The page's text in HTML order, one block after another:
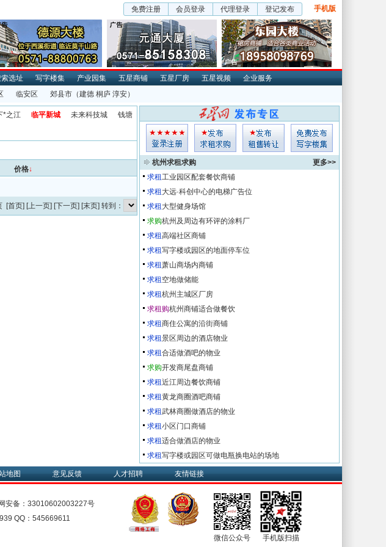
免费注册 会员登录 代理登录 登记发布 手机版
选址 写字楼集 产业园集 五星商铺 五星厂房 五星视频
企业服务
临安区 郊县市 （建德 桐庐 淳安）
*之江 临平新城 未来科技城
钱塘
价格↓
[首页] [上一页] [下一页] [末页] 转到：
杭州求租求购
更多>>
求租工业园区配套餐饮商铺
求租 大远·科创中心的电梯广告位
求租 大型健身场馆
求购杭州及周边有环评的涂料厂
求租高端社区商铺
求租写字楼或园区的地面停车位
求租萧山商场内商铺
求租 空地做储能
求租杭州主城区厂房
求租购杭州商铺适合做餐饮
求租商住公寓的沿街商铺
求租景区周边的酒店物业
求租合适做酒吧的物业
求购开发商尾盘商铺
求租近江周边餐饮商铺
求租黄龙商圈酒吧商铺
求租武林商圈做酒店的物业
求租小区门口商铺
求租适合做酒店的物业
求租写字楼或园区可做电瓶换电站的场地
地图 意见反馈 人才招聘 友情链接
安备： 33010602003227号
QQ：545669611
微信公众号 手机版扫描